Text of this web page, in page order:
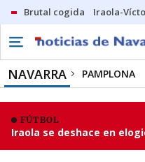
Brutal cogida Iraola-
NAVARRA PAMPLONA
FÚTBOL
Iraola se deshace en